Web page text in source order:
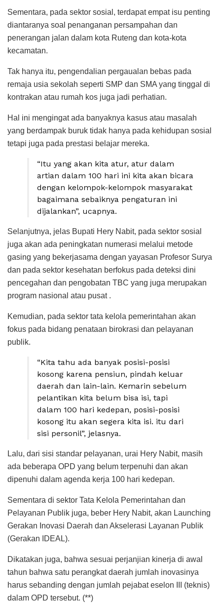
Sementara, pada sektor sosial, terdapat empat isu penting
diantaranya soal penanganan persampahan dan
penerangan jalan dalam kota Ruteng dan kota-kota
kecamatan.
Tak hanya itu, pengendalian pergaualan bebas pada
remaja usia sekolah seperti SMP dan SMA yang tinggal di
kontrakan atau rumah kos juga jadi perhatian.
Hal ini mengingat ada banyaknya kasus atau masalah
yang berdampak buruk tidak hanya pada kehidupan sosial
tetapi juga pada prestasi belajar mereka.
“Itu yang akan kita atur, atur dalam
artian dalam 100 hari ini kita akan bicara
dengan kelompok-kelompok masyarakat
bagaimana sebaiknya pengaturan ini
dijalankan”, ucapnya.
Selanjutnya, jelas Bupati Hery Nabit, pada sektor sosial
juga akan ada peningkatan numerasi melalui metode
gasing yang bekerjasama dengan yayasan Profesor Surya
dan pada sektor kesehatan berfokus pada deteksi dini
pencegahan dan pengobatan TBC yang juga merupakan
program nasional atau pusat .
Kemudian, pada sektor tata kelola pemerintahan akan
fokus pada bidang penataan birokrasi dan pelayanan
publik.
“Kita tahu ada banyak posisi-posisi
kosong karena pensiun, pindah keluar
daerah dan lain-lain. Kemarin sebelum
pelantikan kita belum bisa isi, tapi
dalam 100 hari kedepan, posisi-posisi
kosong itu akan segera kita isi. itu dari
sisi personil”, jelasnya.
Lalu, dari sisi standar pelayanan, urai Hery Nabit, masih
ada beberapa OPD yang belum terpenuhi dan akan
dipenuhi dalam agenda kerja 100 hari kedepan.
Sementara di sektor Tata Kelola Pemerintahan dan
Pelayanan Publik juga, beber Hery Nabit, akan Launching
Gerakan Inovasi Daerah dan Akselerasi Layanan Publik
(Gerakan IDEAL).
Dikatakan juga, bahwa sesuai perjanjian kinerja di awal
tahun bahwa satu perangkat daerah jumlah inovasinya
harus sebanding dengan jumlah pejabat eselon III (teknis)
dalam OPD tersebut. (**)